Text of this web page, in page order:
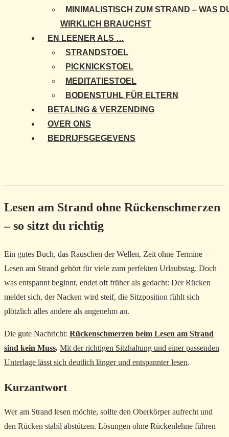
MINIMALISTISCH ZUM STRAND – WAS
WIRKLICH BRAUCHST
EN LEENER ALS …
STRANDSTOEL
PICKNICKSTOEL
MEDITATIESTOEL
BODENSTUHL FÜR ELTERN
BETALING & VERZENDING
OVER ONS
BEDRIJFSGEGEVENS
Lesen am Strand ohne Rückenschmerzen
– so sitzt du richtig
Ein gutes Buch, das Rauschen der Wellen, Zeit ohne Termine –
Lesen am Strand gehört für viele zum perfekten Urlaubstag. Doch
was entspannt beginnt, endet oft früher als gedacht: Der Rücken
meldet sich, der Nacken wird steif, die Sitzposition fühlt sich
plötzlich alles andere als angenehm an.
Die gute Nachricht: Rückenschmerzen beim Lesen am Strand
sind kein Muss. Mit der richtigen Sitzhaltung und einer passenden
Unterlage lässt sich deutlich länger und entspannter lesen.
Kurzantwort
Wer am Strand lesen möchte, sollte den Oberkörper aufrecht und
den Rücken stabil abstützen. Lösungen ohne Rückenlehne führen